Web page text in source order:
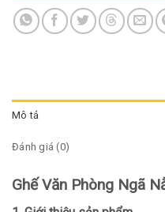
Mô tả
Đánh giá (0)
Ghế Văn Phòng Ngã